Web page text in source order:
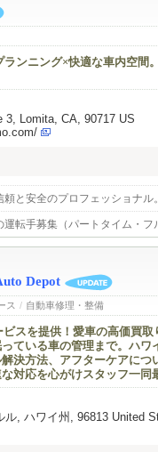
ンニング×快適な車内空間
3, Lomita, CA, 90717 US
頼と安全のプロフェッショナル
運転手募集（パートタイム・フ
Depot
ス / 自動車修理・整備
スを提供！愛車の高価買
ている車の管理まで。ハ
決方法、アフターケアに
対応を心がけスタッフ一同
, ハワイ州, 96813 United